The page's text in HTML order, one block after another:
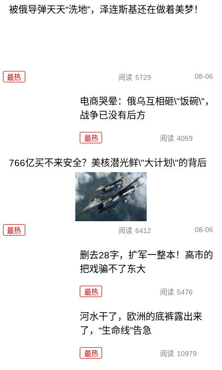
被俄导弹天天“洗地”，泽连斯基还在做着美梦！
最热 阅读 5729 08-06
电商哭晕：俄乌互相砸\"饭碗\"，
战争已没有后方
最热 阅读 4059
766亿买不来安全？美核潜光鲜\"大计划\"的背后
最热 阅读 6412 08-06
删去28字，扩军一整本！高市的
把戏骗不了东大
最热 阅读 5476
河水干了，欧洲的底裤露出来
了，“生命线”告急
最热 阅读 10979